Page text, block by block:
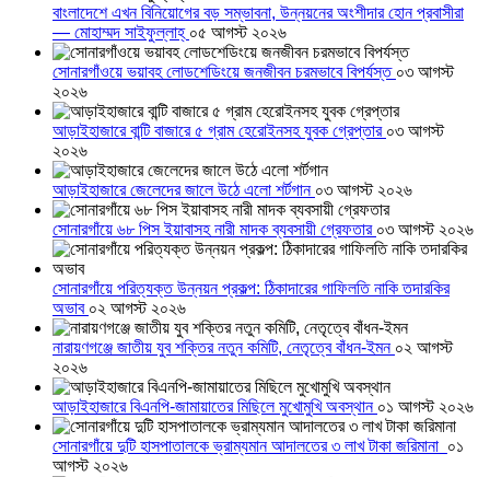
বাংলাদেশে এখন বিনিয়োগের বড় সম্ভাবনা, উন্নয়নের অংশীদার হোন প্রবাসীরা
— মোহাম্মদ সাইফুল্লাহ্ ০৫ আগস্ট ২০২৬
সোনারগাঁওয়ে ভয়াবহ লোডশেডিংয়ে জনজীবন চরমভাবে বিপর্যস্ত ০৩ আগস্ট
২০২৬
আড়াইহাজারে বান্টি বাজারে ৫ গ্রাম হেরোইনসহ যুবক গ্রেপ্তার ০৩ আগস্ট
২০২৬
আড়াইহাজারে জেলেদের জালে উঠে এলো শর্টগান ০৩ আগস্ট ২০২৬
সোনারগাঁয়ে ৬৮ পিস ইয়াবাসহ নারী মাদক ব্যবসায়ী গ্রেফতার ০৩ আগস্ট ২০২৬
সোনারগাঁয়ে পরিত্যক্ত উন্নয়ন প্রকল্প: ঠিকাদারের গাফিলতি নাকি তদারকির
অভাব ০২ আগস্ট ২০২৬
নারায়ণগঞ্জে জাতীয় যুব শক্তির নতুন কমিটি, নেতৃত্বে বাঁধন-ইমন ০২ আগস্ট
২০২৬
আড়াইহাজারে বিএনপি-জামায়াতের মিছিলে মুখোমুখি অবস্থান ০১ আগস্ট ২০২৬
সোনারগাঁয়ে দুটি হাসপাতালকে ভ্রাম্যমান আদালতের ৩ লাখ টাকা জরিমানা ০১
আগস্ট ২০২৬